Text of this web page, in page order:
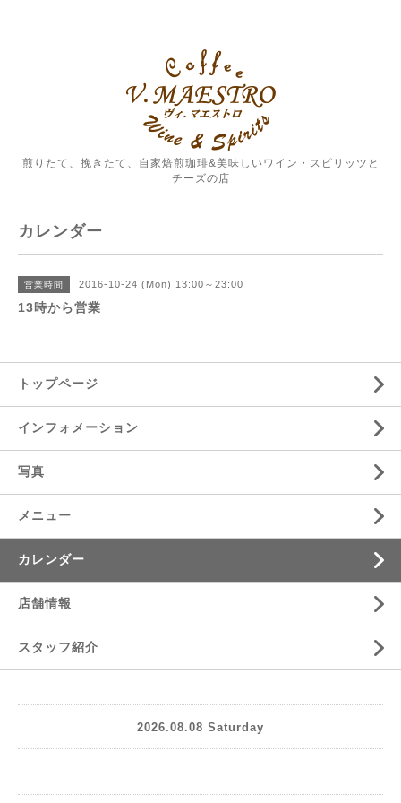
煎りたて、挽きたて、自家焙煎珈琲&美味しいワイン・スピリッツと
チーズの店
カレンダー
営業時間 2016-10-24 (Mon) 13:00～23:00
13時から営業
トップページ
インフォメーション
写真
メニュー
カレンダー
店舗情報
スタッフ紹介
2026.08.08 Saturday